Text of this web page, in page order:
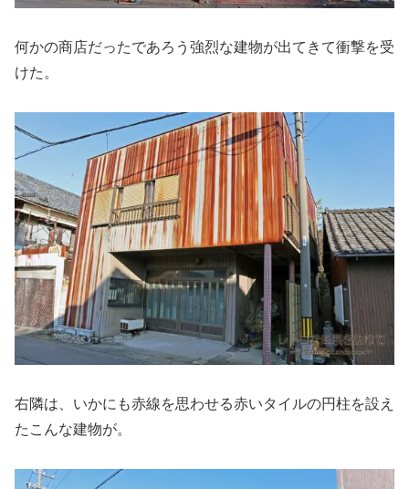
何かの商店だったであろう強烈な建物が出てきて衝撃を受
けた。
右隣は、いかにも赤線を思わせる赤いタイルの円柱を設え
たこんな建物が。